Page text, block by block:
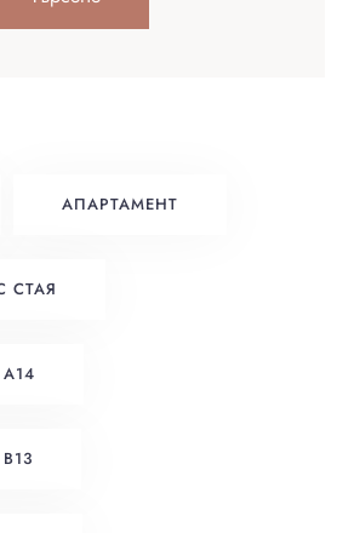
АПАРТАМЕНТ
СТАЯ